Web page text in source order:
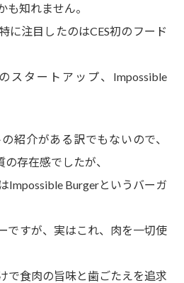
も知れません。
に注目したのはCES初のフード
スタートアップ、Impossible
紹介がある訳でもないので、
存在感でしたが、
Impossible Burgerというバーガ
ですが、実はこれ、肉を一切使
で食肉の旨味と歯ごたえを追求